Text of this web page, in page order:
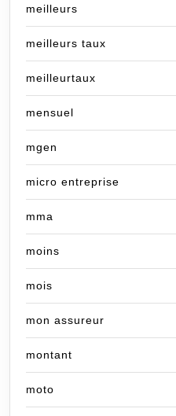
meilleurs
meilleurs taux
meilleurtaux
mensuel
mgen
micro entreprise
mma
moins
mois
mon assureur
montant
moto